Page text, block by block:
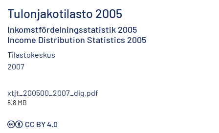
Tulonjakotilasto 2005
Inkomstfördelningsstatistik 2005
Income Distribution Statistics 2005
Tilastokeskus
2007
xtjt_200500_2007_dig.pdf
8.8 MB
CC BY 4.0